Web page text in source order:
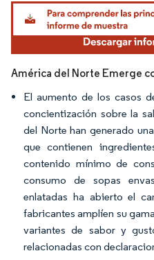
Imagen © Mordor Intelligence. El uso
América del Norte Emerge
El aumento de los casos
concientización sobre la
del Norte han generado
que contienen
contenido mínimo de
consumo de sopas
enlatadas ha abierto el
fabricantes amplíen su
variantes de sabor y
relacionadas con